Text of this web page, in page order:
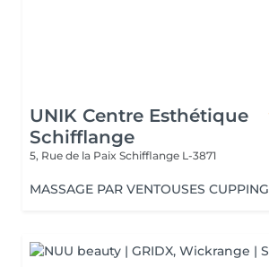
UNIK Centre Esthétique
Schifflange
5, Rue de la Paix Schifflange L-3871
MASSAGE PAR VENTOUSES CUPPING